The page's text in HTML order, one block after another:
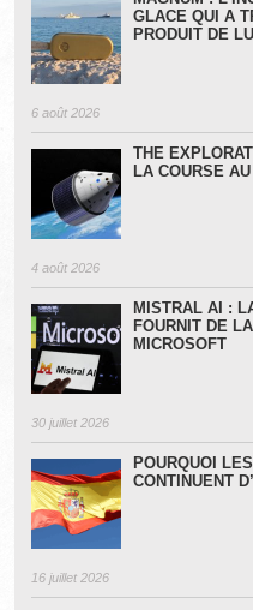
GLACE QUI A
PRODUIT DE
6 août 2026
THE
LA COURSE
4 août 2026
MISTRAL AI :
FOURNIT DE
MICROSOFT
30 juillet 2026
POURQUOI
CONTINUENT
16 juillet 2026